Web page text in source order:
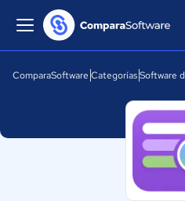
ComparaSoftware CategoríasSoftware